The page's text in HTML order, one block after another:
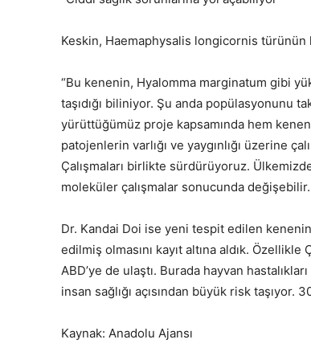
Keskin, Haemaphysalis longicornis
“Bu kenenin, Hyalomma marginatum gibi
taşıdığı biliniyor. Şu anda
yürüttüğümüz proje kapsamında hem
patojenlerin varlığı ve yaygınlığı üzerine
Çalışmaları birlikte sürdürüyoruz.
moleküler çalışmalar sonucunda değişebilir.
Dr. Kandai Doi ise yeni tespit edilen
edilmiş olmasını kayıt altına aldık.
ABD’ye de ulaştı. Burada hayvan
insan sağlığı açısından büyük risk taşıyor.
Kaynak: Anadolu Ajansı